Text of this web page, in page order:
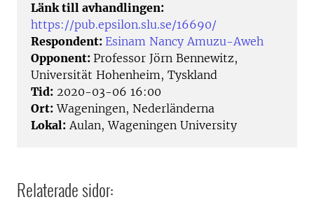
Länk till avhandlingen:
https://pub.epsilon.slu.se/16690/
Respondent: Esinam Nancy Amuzu-Aweh
Opponent: Professor Jörn Bennewitz,
Universität Hohenheim, Tyskland
Tid: 2020-03-06 16:00
Ort: Wageningen, Nederländerna
Lokal: Aulan, Wageningen University
Relaterade sidor: